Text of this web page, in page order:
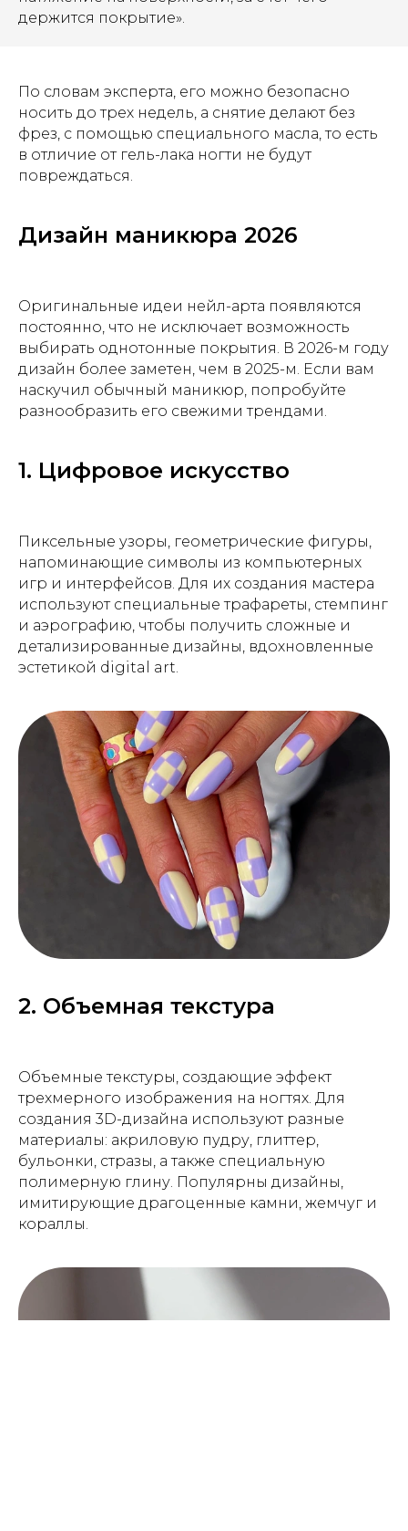
держится покрытие».
По словам эксперта, его можно безопасно
носить до трех недель, а снятие делают без
фрез, с помощью специального масла, то есть
в отличие от гель-лака ногти не будут
повреждаться.
Дизайн маникюра 2026
Оригинальные идеи нейл-арта появляются
постоянно, что не исключает возможность
выбирать однотонные покрытия. В 2026-м году
дизайн более заметен, чем в 2025-м. Если вам
наскучил обычный маникюр, попробуйте
разнообразить его свежими трендами.
1. Цифровое искусство
Пиксельные узоры, геометрические фигуры,
напоминающие символы из компьютерных
игр и интерфейсов. Для их создания мастера
используют специальные трафареты, стемпинг
и аэрографию, чтобы получить сложные и
детализированные дизайны, вдохновленные
эстетикой digital art.
2. Объемная текстура
Объемные текстуры, создающие эффект
трехмерного изображения на ногтях. Для
создания 3D-дизайна используют разные
материалы: акриловую пудру, глиттер,
бульонки, стразы, а также специальную
полимерную глину. Популярны дизайны,
имитирующие драгоценные камни, жемчуг и
кораллы.